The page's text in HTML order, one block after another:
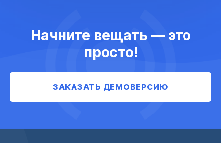
Начните вещать — это
просто!
ЗАКАЗАТЬ ДЕМОВЕРСИЮ